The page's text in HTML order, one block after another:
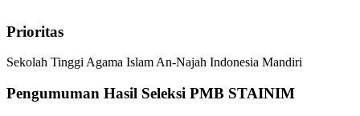
Prioritas
Sekolah Tinggi Agama Islam An-Najah Indonesia Mandiri
Pengumuman Hasil Seleksi PMB STAINIM